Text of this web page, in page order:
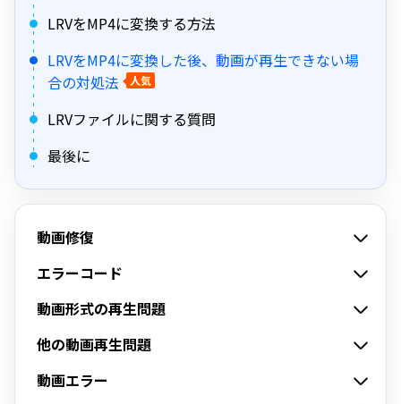
LRVをMP4に変換する方法
LRVをMP4に変換した後、動画が再生できない場
合の対処法
人気
LRVファイルに関する質問
最後に
動画修復
エラーコード
動画形式の再生問題
他の動画再生問題
動画エラー